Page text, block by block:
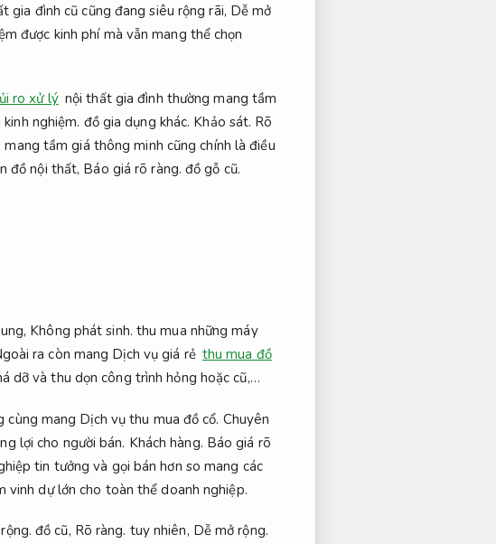
gia đình cũ cũng đang siêu rộng rãi, Dễ mở
được kinh phí mà vẫn mang thể chọn
ro xử lý nội thất gia đình thường mang tầm
nghiệm. đồ gia dụng khác. Khảo sát. Rõ
mang tầm giá thông minh cũng chính là điều
đồ nội thất, Báo giá rõ ràng. đồ gỗ cũ.
Không phát sinh. thu mua những máy
ra còn mang Dịch vụ giá rẻ thu mua đồ
dỡ và thu dọn công trình hỏng hoặc cũ,…
mang Dịch vụ thu mua đồ cổ. Chuyên
lợi cho người bán. Khách hàng. Báo giá rõ
tin tưởng và gọi bán hơn so mang các
vinh dự lớn cho toàn thể doanh nghiệp.
đồ cũ, Rõ ràng. tuy nhiên, Dễ mở rộng.